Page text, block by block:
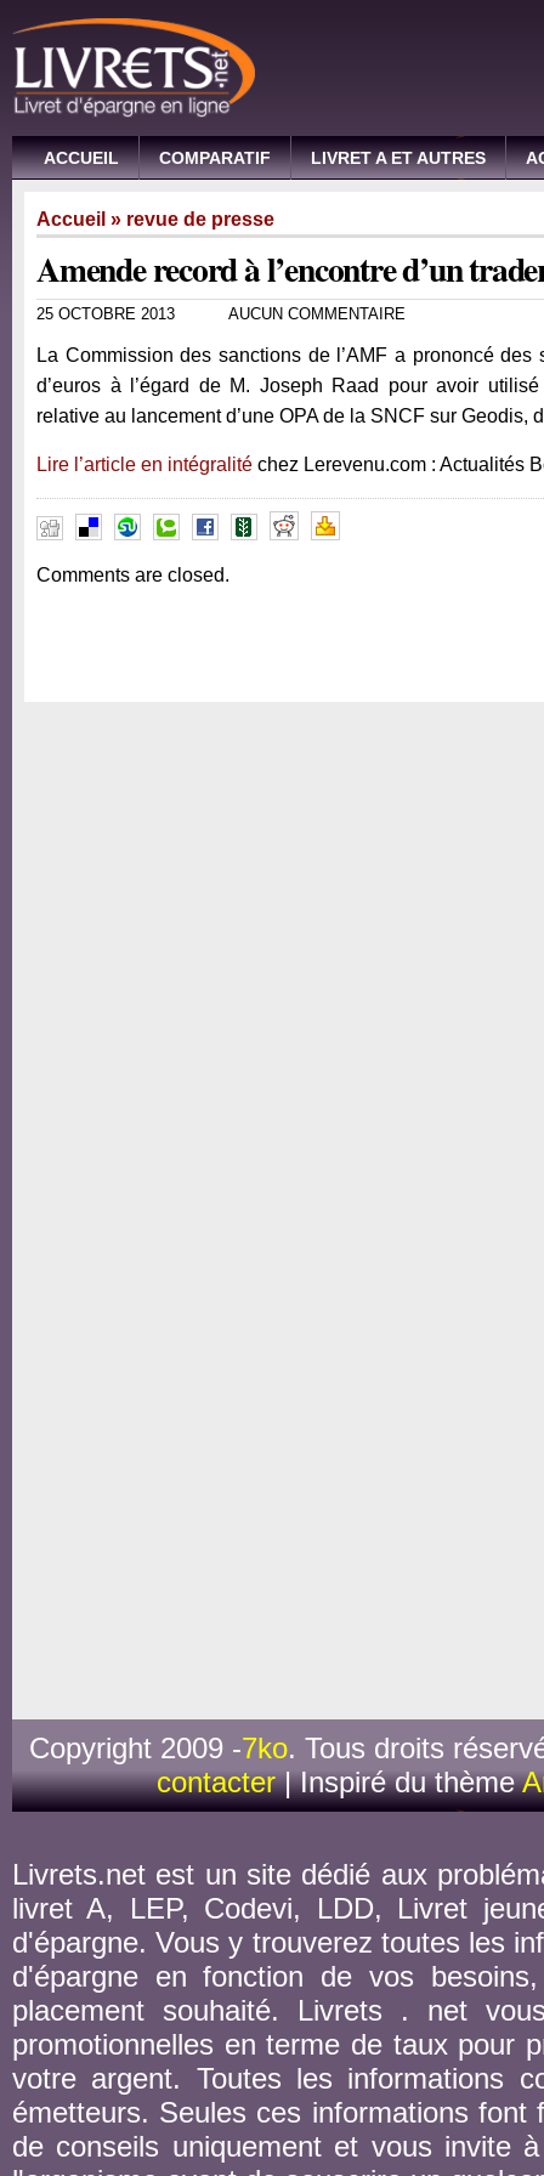
ACCUEIL COMPARATIF LIVRET A ET AUTRES
Accueil » revue de presse
Amende record à l’encontre d’un
25 OCTOBRE 2013 AUCUN COMMENTAIRE
La Commission des sanctions de l’AMF a prononcé
d’euros à l’égard de M. Joseph Raad pour avoir utilisé
relative au lancement d’une OPA de la SNCF sur Geodis,
Lire l’article en intégralité chez Lerevenu.com : Actualités
Comments are closed.
Copyright 2009 -7ko. Tous droits
contacter| Inspiré du thème
Livrets.net est un site dédié aux
livret A, LEP, Codevi, LDD, Livret
d'épargne. Vous y trouverez toutes les
d'épargne en fonction de vos
placement souhaité. Livrets . net
promotionnelles en terme de taux pour
votre argent. Toutes les informations
émetteurs. Seules ces informations
de conseils uniquement et vous invite